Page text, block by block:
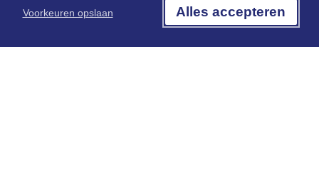
ISO 9001 gecertificeerd
Voorkeuren opslaan Alles accepteren